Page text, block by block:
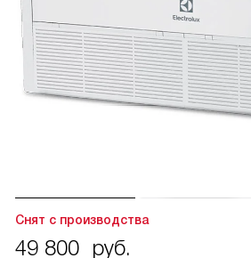
Снят с производства
49 800 руб.